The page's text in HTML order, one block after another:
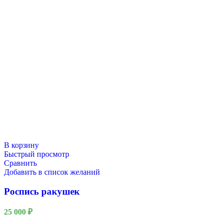
В корзину
Быстрый просмотр
Сравнить
Добавить в список желаний
Роспись ракушек
25 000 ₽